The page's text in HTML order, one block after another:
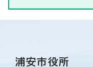
浦安市役所